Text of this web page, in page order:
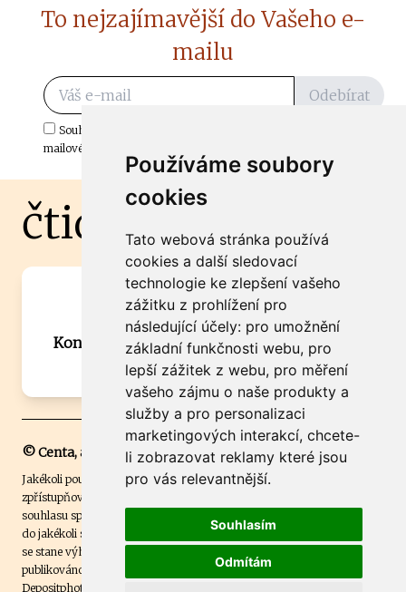
Používáme soubory
cookies
Tato webová stránka používá
cookies a další sledovací
technologie ke zlepšení vašeho
zážitku z prohlížení pro
následující účely: pro umožnění
základní funkčnosti webu, pro
lepší zážitek z webu, pro měření
vašeho zájmu o naše produkty a
služby a pro personalizaci
marketingových interakcí, chcete-
li zobrazovat reklamy které jsou
pro vás relevantnější.
Souhlasím
Odmítám
To nejzajímavější do Vašeho e-
mailu
Odebírat
Souhlasím s odběrem důležitých zpráv ze ČtiDoma.cz do mé e-
mailové schránky.
čtidoma.cz
Máte zajímavou informaci? Chcete
spolupracovat?
Kontaktujte šéfredaktora Martina Chalupu:
chalupa@ctidoma.cz
© Centa, a.s.
Jakékoli použití obsahu včetně převzetí, šíření či dalšího užití a
zpřístupňování textových či obrazových materiálů bez písemného
souhlasu společnosti Centa,a.s. je zakázáno. Čtenář svým přihlášením
do jakékoli soutěže na našem webu dává souhlas s tím, že v případě, že
se stane výhercem této soutěže, může být jeho jméno na webu
publikováno. Centa, a.s. využívala licenci ČTK a využívá fotografie z
Depositphotos